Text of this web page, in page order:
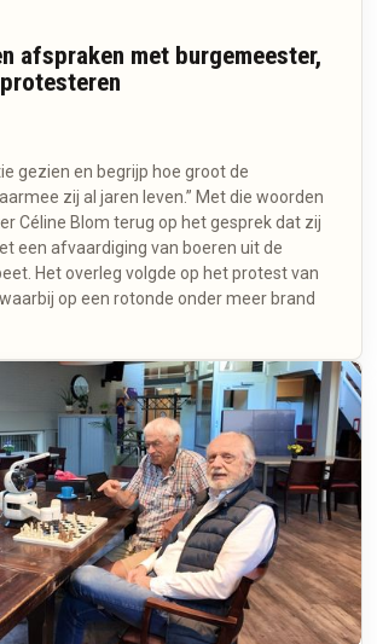
afspraken met burgemeester,
gezien en begrijp hoe groot de
zij al jaren leven.” Met die woorden
Céline Blom terug op het gesprek dat zij
een afvaardiging van boeren uit de
Het overleg volgde op het protest van
op een rotonde onder meer brand